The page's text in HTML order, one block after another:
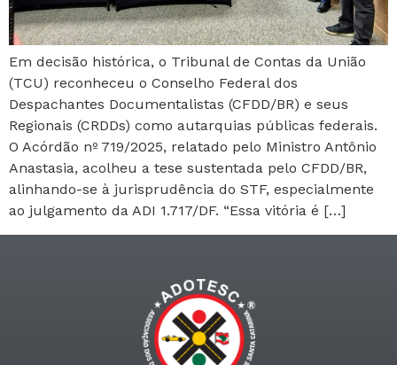
Em decisão histórica, o Tribunal de Contas da União
(TCU) reconheceu o Conselho Federal dos
Despachantes Documentalistas (CFDD/BR) e seus
Regionais (CRDDs) como autarquias públicas federais.
O Acórdão nº 719/2025, relatado pelo Ministro Antônio
Anastasia, acolheu a tese sustentada pelo CFDD/BR,
alinhando-se à jurisprudência do STF, especialmente
ao julgamento da ADI 1.717/DF. “Essa vitória é […]